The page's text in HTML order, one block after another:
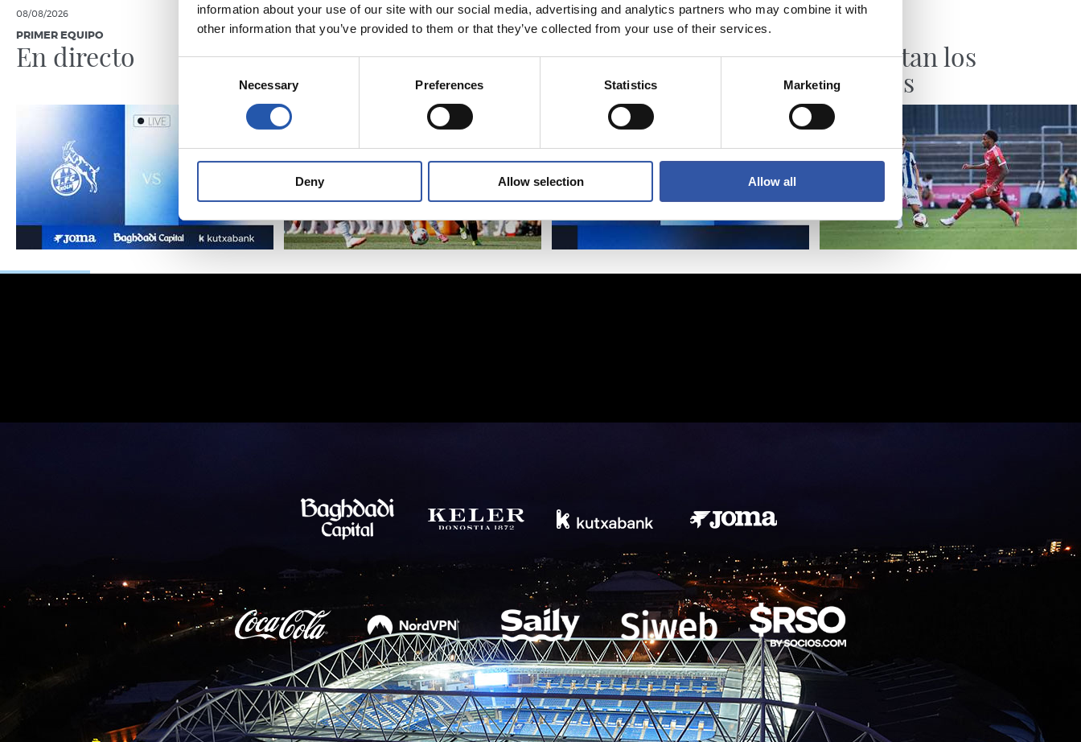
information about your use of our site with our social media, advertising and analytics partners who may combine it with
other information that you’ve provided to them or that they’ve collected from your use of their services.
Necessary Preferences Statistics Marketing
Deny Allow selection Allow all
08/08/2026
PRIMER EQUIPO
En directo
08/08/2026
CRÓNICA
Reto superado
08/08/2026
SANSE
En directo
07/08/2026
Aumentan los
minutos